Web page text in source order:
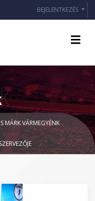
BEJELENTKEZÉS
MÁRK VÁRMEGYÉNK